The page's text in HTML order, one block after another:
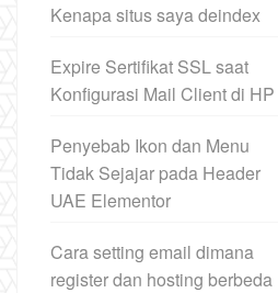
Kenapa situs saya deindex
Expire Sertifikat SSL saat
Konfigurasi Mail Client di HP
Penyebab Ikon dan Menu
Tidak Sejajar pada Header
UAE Elementor
Cara setting email dimana
register dan hosting berbeda